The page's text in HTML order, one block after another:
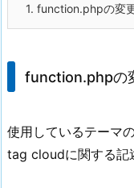
1. function.phpの変
function.phpの
使用しているテーマ
tag cloudに関する記